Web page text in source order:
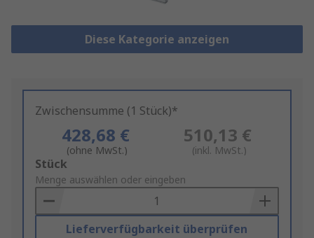
Diese Kategorie anzeigen
Zwischensumme (1 Stück)*
428,68 €
(ohne MwSt.)
510,13 €
(inkl. MwSt.)
Add
to
Basket
Stück
Menge auswählen oder eingeben
Lieferverfügbarkeit überprüfen